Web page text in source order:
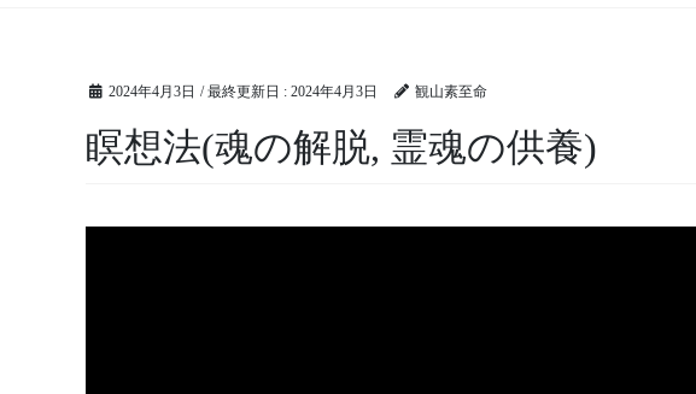
2024年4月3日 / 最終更新日 : 2024年4月3日 観山素至命
瞑想法(魂の解脱, 霊魂の供養)